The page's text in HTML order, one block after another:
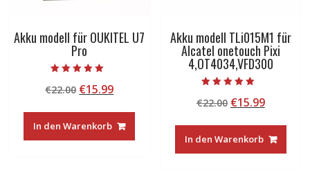
Akku modell für OUKITEL U7
Pro
5.00
von 5
€22.00 Ursprünglicher
war:
€22.00
€15.99Aktueller
ist:
€15.99.
In den Warenkorb
Akku modell TLi015M1 für
Alcatel onetouch Pixi
4,OT4034,VFD300
4.50
von 5
€22.00 Ursprünglicher
war:
€22.00
€15.99
ist:
€15.99.
In den Warenkorb